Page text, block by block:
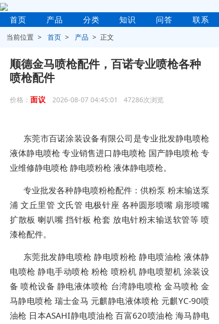
首页 产品 分类 知识 问答 联系
当前位置 >首页 > 产品 > 正文
顺德金马喷枪配件，百诺专业喷枪各种
喷枪配件
价格： 面议 2026-08-07 04:45:01 47286次浏览
东莞市百诺涂装设备有限公司是专业批发静电喷枪
液体静电喷枪 专业销售进口静电喷枪 国产静电喷枪 专
业维修静电喷枪 静电喷粉枪 液体静电喷枪。
专业批发各种静电喷粉枪配件：供粉泵 粉末输送泵
浦 文丘里管 文氏管 电极针座 各种圆形喷嘴 扇形喷嘴
扩散板 喇叭嘴 挡针板 枪套 放电针粉末输送软管等 喷
漆枪配件。
东莞批发静电喷枪 静电喷粉枪 静电喷油枪 液体静
电喷枪 静电手动喷枪 粉枪 喷粉机 静电喷塑机 涂装设
备 喷枪设备 静电液体喷枪 台湾静电喷枪 金马喷枪 金
马静电喷枪 瑞士金马 元麒静电液体喷枪 元麒YC-90喷
油枪 日本ASAHI静电喷油枪 百富620喷油枪 海马静电